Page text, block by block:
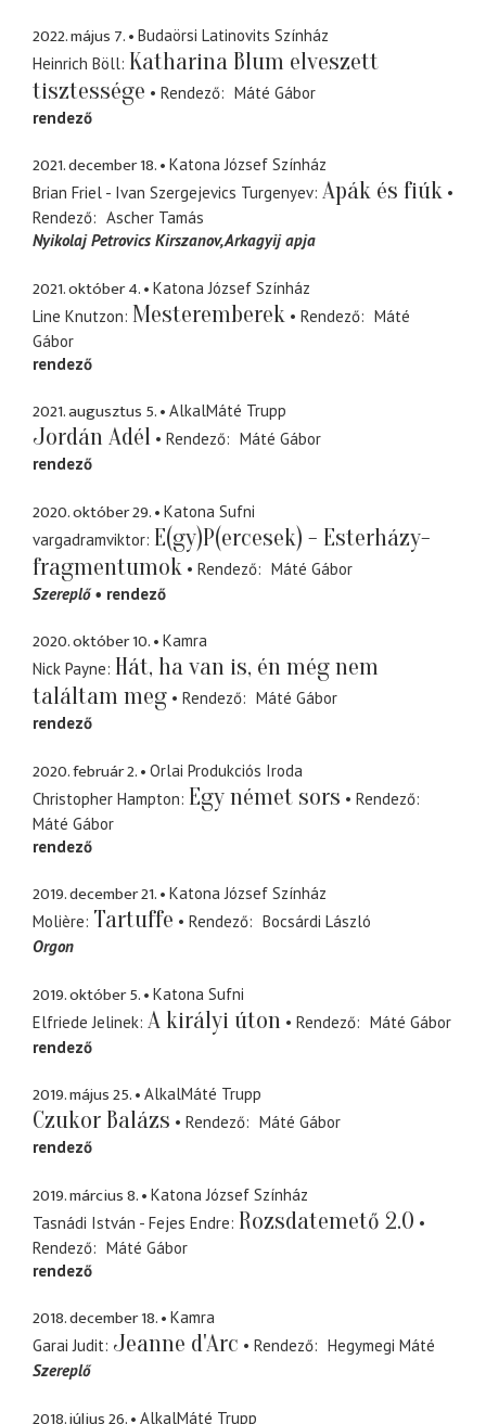
2022. május 7.
Budaörsi Latinovits Színház
Heinrich Böll Katharina Blum elveszett
tisztessége
Rendező
Máté Gábor
rendező
2021. december 18.
Katona József Színház
Brian Friel - Ivan Szergejevics Turgenyev Apák és fiúk
Rendező
Ascher Tamás
Nyikolaj Petrovics Kirszanov Arkagyij apja
2021. október 4.
Katona József Színház
Line Knutzon Mesteremberek Rendező
Máté
Gábor
rendező
2021. augusztus 5. AlkalMáté Trupp
Jordán Adél Rendező
Máté Gábor
rendező
2020. október 29.
Katona Sufni
vargadramviktor E(gy)P(ercesek) - Esterházy-
fragmentumok
Rendező
Máté Gábor
Szereplő
rendező
2020. október 10.
Kamra
Nick Payne Hát, ha van is, én még nem
találtam meg
Rendező
Máté Gábor
rendező
2020. február 2.
Orlai Produkciós Iroda
Christopher Hampton Egy német sors
Rendező
Máté Gábor
rendező
2019. december 21.
Katona József Színház
Molière Tartuffe Rendező
Bocsárdi László
Orgon
2019. október 5.
Katona Sufni
Elfriede Jelinek A királyi úton Rendező
Máté Gábor
rendező
2019. május 25. AlkalMáté Trupp
Czukor Balázs Rendező
Máté Gábor
rendező
2019. március 8.
Katona József Színház
Tasnádi István - Fejes Endre Rozsdatemető 2.0
Rendező
Máté Gábor
rendező
2018. december 18.
Kamra
Garai Judit Jeanne d'Arc Rendező
Hegymegi Máté
Szereplő
AlkalMáté Trupp